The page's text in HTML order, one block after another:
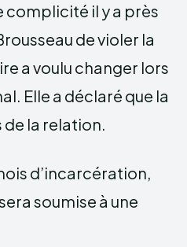
il y a près
de violer la
a voulu changer lors
Elle a déclaré que la
la relation.
d’incarcération,
soumise à une